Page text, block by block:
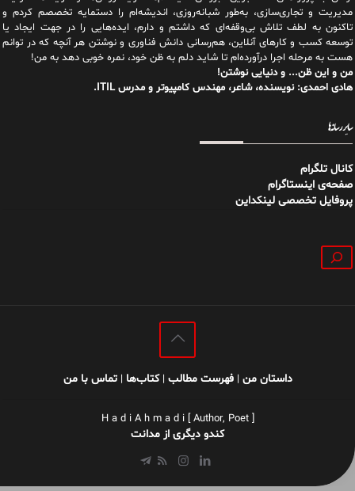
مدیریت و تجاری‌سازی، به‌طور شبانه‌روزی، اندیشه‌ام را دستمایه تخصصم کردم و
تاکنون به لطف تلاش بی‌وقفه‌ای که داشتم و دارم، اید‌ه‌هایی را در جهت ایجاد یا
توسعه کسب و کارهای آنلاین، هم‌رسانی دانش فناوری و نوشتن هر آنچه که در توانم
هست به مرحله اجرا درآورده‌ام تا شاید دلم به ظن خود، نمره خوبی دهد به من!
من و این ظن... و دنیایی نوشتن!
هادی احمدی: نویسنده، شاعر، مهندس کامپیوتر و مدرس ITIL.
سایر رسانه‌ها
کانال تلگرام
صفحه‌ی اینستاگرام
پروفایل تخصصی لینکداین
جستجو
داستان من |فهرست مطالب |کتاب‌ها |تماس با من
H a d i A h m a d i [ Author, Poet ]
کندو دیگری از مدانت